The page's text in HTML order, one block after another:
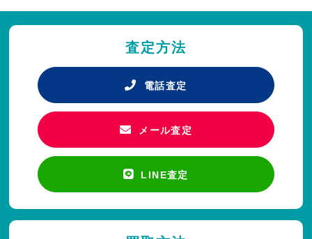
査定方法
電話査定
メール査定
LINE査定